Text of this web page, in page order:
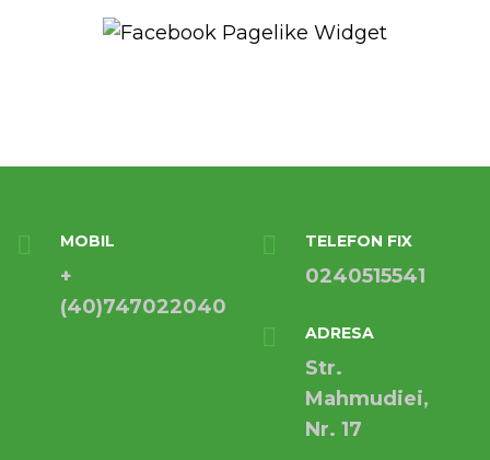
MOBIL
+
(40)747022040
TELEFON FIX
0240515541
ADRESA
Str.
Mahmudiei,
Nr. 17